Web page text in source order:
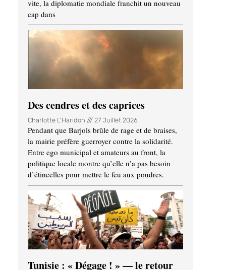
vite, la diplomatie mondiale franchit un nouveau
cap dans
Des cendres et des caprices
Charlotte L'Haridon 27 Juillet 2026
Pendant que Barjols brûle de rage et de braises,
la mairie préfère guerroyer contre la solidarité.
Entre ego municipal et amateurs au front, la
politique locale montre qu’elle n’a pas besoin
d’étincelles pour mettre le feu aux poudres.
Tunisie : « Dégage ! » — le retour